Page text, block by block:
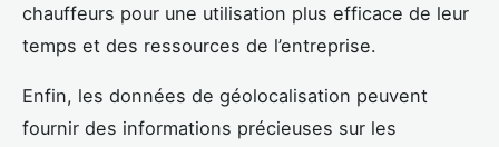
chauffeurs pour une utilisation plus efficace de leur
temps et des ressources de l’entreprise.
Enfin, les données de géolocalisation peuvent
fournir des informations précieuses sur les